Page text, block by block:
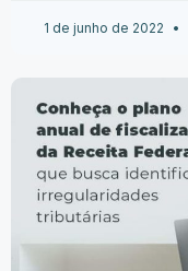
1 de junho de 2022